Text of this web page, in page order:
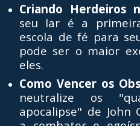
Criando Herdeiros
seu lar é a
escola de fé para
pode ser o maior
eles.
Como Vencer os
neutralize os
apocalipse" de John